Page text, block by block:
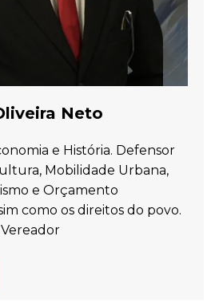
Neto
e História. Defensor
Mobilidade Urbana,
e Orçamento
como os direitos do povo.